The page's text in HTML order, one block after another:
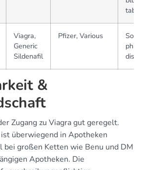
Viagra,
Generic
Sildenafil
Pfizer, Various
Sold
&
Zugang zu Viagra gut geregelt.
überwiegend in Apotheken
bei großen Ketten wie Benu und DM
Apotheken. Die